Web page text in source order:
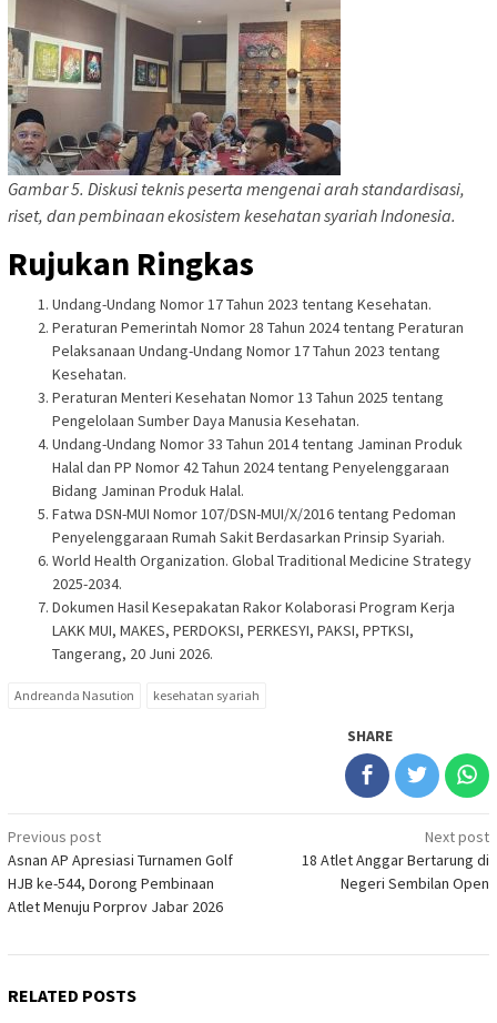
Gambar 5. Diskusi teknis peserta mengenai arah standardisasi,
riset, dan pembinaan ekosistem kesehatan syariah Indonesia.
Rujukan Ringkas
Undang-Undang Nomor 17 Tahun 2023 tentang Kesehatan.
Peraturan Pemerintah Nomor 28 Tahun 2024 tentang Peraturan
Pelaksanaan Undang-Undang Nomor 17 Tahun 2023 tentang
Kesehatan.
Peraturan Menteri Kesehatan Nomor 13 Tahun 2025 tentang
Pengelolaan Sumber Daya Manusia Kesehatan.
Undang-Undang Nomor 33 Tahun 2014 tentang Jaminan Produk
Halal dan PP Nomor 42 Tahun 2024 tentang Penyelenggaraan
Bidang Jaminan Produk Halal.
Fatwa DSN-MUI Nomor 107/DSN-MUI/X/2016 tentang Pedoman
Penyelenggaraan Rumah Sakit Berdasarkan Prinsip Syariah.
World Health Organization. Global Traditional Medicine Strategy
2025-2034.
Dokumen Hasil Kesepakatan Rakor Kolaborasi Program Kerja
LAKK MUI, MAKES, PERDOKSI, PERKESYI, PAKSI, PPTKSI,
Tangerang, 20 Juni 2026.
Andreanda Nasution kesehatan syariah
SHARE
Post
navigation
Previous post
Asnan AP Apresiasi Turnamen Golf
HJB ke-544, Dorong Pembinaan
Atlet Menuju Porprov Jabar 2026
Next post
18 Atlet Anggar Bertarung di
Negeri Sembilan Open
RELATED POSTS